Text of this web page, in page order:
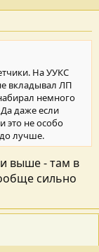
На УУКС
вкладывал ЛП
немного
даже если
это не особо
лучше.
выше - там в
сильно